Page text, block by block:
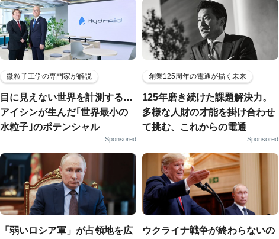
微粒子工学の専門家が解説
目に見えない世界を計測する…
アイシンが生んだ｢世界最小の
水粒子｣のポテンシャル
Sponsored
創業125周年の電通が描く未来
125年磨き続けた課題解決力。
多様な人財の才能を掛け合わせ
て挑む、これからの電通
Sponsored
「弱いロシア軍」が占領地を広 ウクライナ戦争が終わらないの